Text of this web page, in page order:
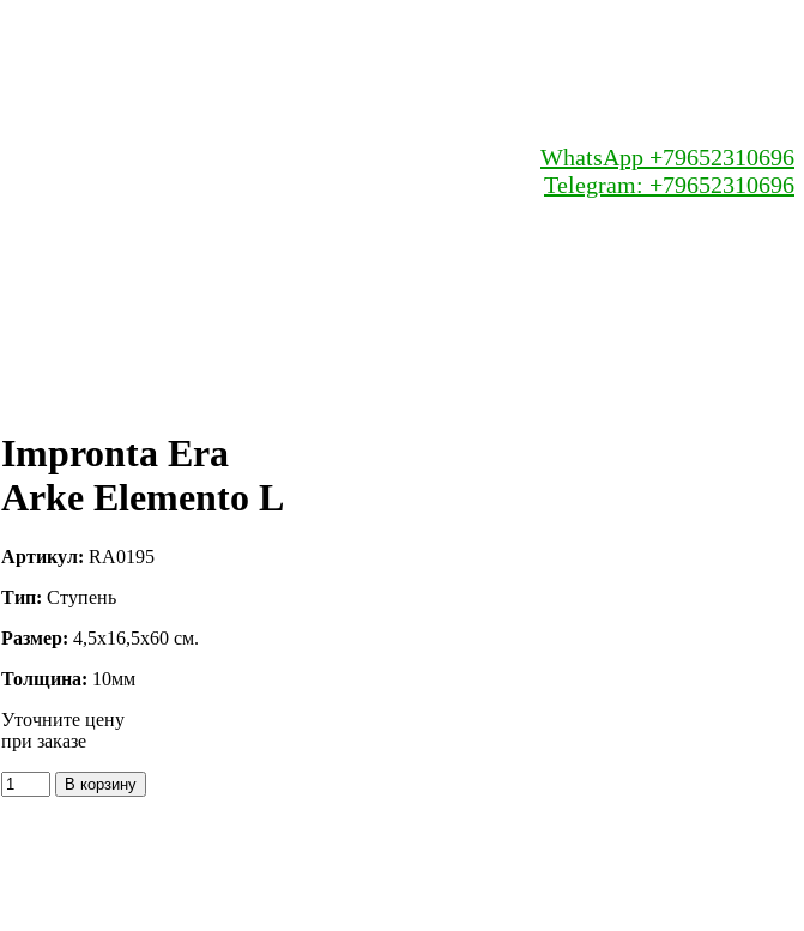
WhatsApp +79652310696
Telegram: +79652310696
Impronta Era
Arke Elemento L
Артикул: RA0195
Тип: Ступень
Размер: 4,5x16,5x60 см.
Толщина: 10мм
Уточните цену
при заказе